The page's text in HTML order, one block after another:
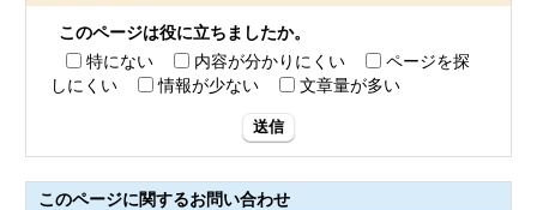
このページは役に立ちましたか。
特にない
内容が分かりにくい
ページを探
しにくい
情報が少ない 文章量が多い
送信
このページに関するお問い合わせ